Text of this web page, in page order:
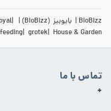
BioBizz بایوبیز (BioBizz)
grotek House & Garden
تماس با ما
+